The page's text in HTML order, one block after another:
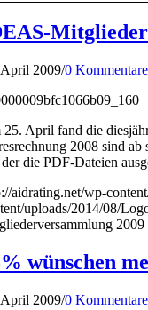
2009/0 Kommentare
25. April fand die
2008 sind ab
der die PDF-Dateien
aidrating.net/wp-
uploads/2014/08/
2009
wünschen
2009/0 Kommentare